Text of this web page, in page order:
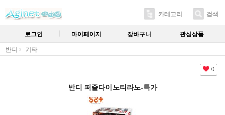
카테고리 검색
로그인 마이페이지 장바구니 관심상품
반디 기타
0
반디 퍼즐다이노티라노-특가